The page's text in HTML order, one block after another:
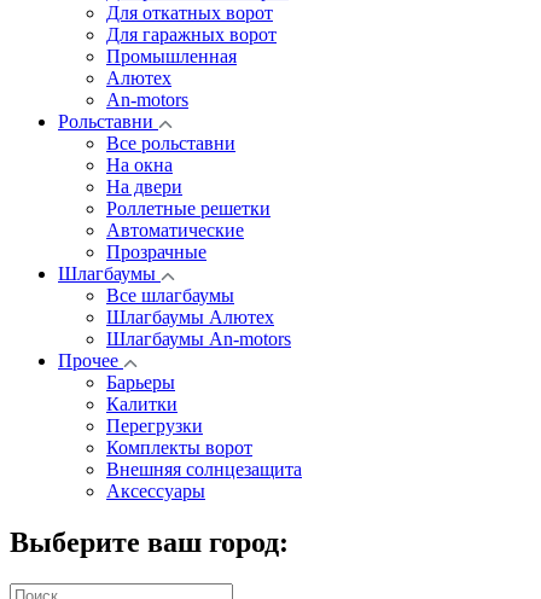
Для откатных ворот
Для гаражных ворот
Промышленная
Алютех
An-motors
Рольставни
Все рольставни
На окна
На двери
Роллетные решетки
Автоматические
Прозрачные
Шлагбаумы
Все шлагбаумы
Шлагбаумы Алютех
Шлагбаумы An-motors
Прочее
Барьеры
Калитки
Перегрузки
Комплекты ворот
Внешняя солнцезащита
Аксессуары
Выберите ваш город: